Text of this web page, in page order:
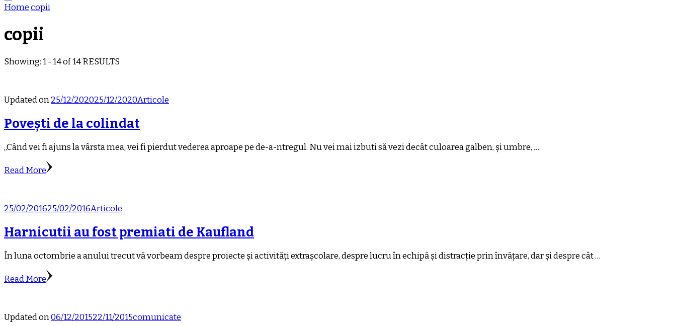
Homecopii
copii
Showing: 1 - 14 of 14 RESULTS
Updated on25/12/202025/12/2020Articole
Povești de la colindat
„Când vei fi ajuns la vârsta mea, vei fi pierdut vederea aproape pe de-a-ntregul. Nu vei mai izbuti să vezi decât culoarea galben, și umbre, …
Read More
25/02/201625/02/2016Articole
Harnicutii au fost premiati de Kaufland
În luna octombrie a anului trecut vă vorbeam despre proiecte și activități extrașcolare, despre lucru în echipă și distracție prin învățare, dar și despre cât …
Read More
Updated on06/12/201522/11/2015comunicate